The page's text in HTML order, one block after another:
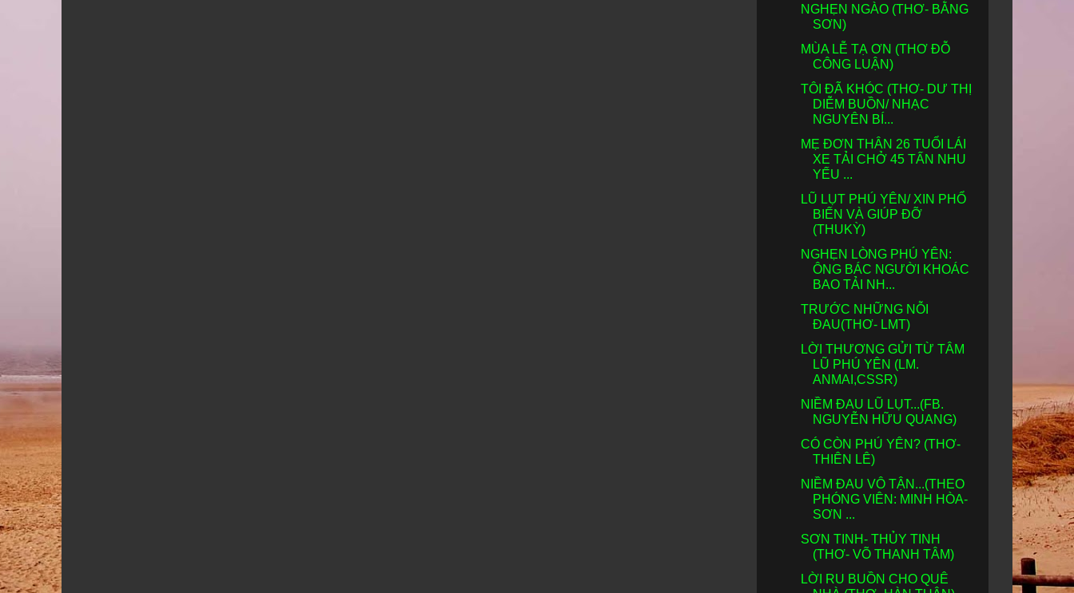
NGHẸN NGÀO (THƠ- BẰNG
SƠN)
MÙA LỄ TẠ ƠN (THƠ ĐỖ
CÔNG LUẬN)
TÔI ĐÃ KHÓC (THƠ- DƯ THỊ
DIỄM BUỒN/ NHẠC
NGUYÊN BÍ...
MẸ ĐƠN THÂN 26 TUỔI LÁI
XE TẢI CHỞ 45 TẤN NHU
YẾU ...
LŨ LỤT PHÚ YÊN/ XIN PHỔ
BIẾN VÀ GIÚP ĐỠ
(THUKỲ)
NGHẸN LÒNG PHÚ YÊN:
ÔNG BÁC NGƯỜI KHOÁC
BAO TẢI NH...
TRƯỚC NHỮNG NỖI
ĐAU(THƠ- LMT)
LỜI THƯƠNG GỬI TỪ TÂM
LŨ PHÚ YÊN (LM.
ANMAI,CSSR)
NIỀM ĐAU LŨ LỤT...(FB.
NGUYỄN HỮU QUANG)
CÓ CÒN PHÚ YÊN? (THƠ-
THIÊN LÊ)
NIỀM ĐAU VÔ TẬN...(THEO
PHÓNG VIÊN: MINH HÒA-
SƠN ...
SƠN TINH- THỦY TINH
(THƠ- VÕ THANH TÂM)
LỜI RU BUỒN CHO QUÊ